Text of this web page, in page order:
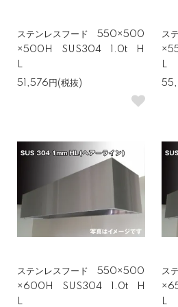
ステンレスフード 550×500
×500H SUS304 1.0t H
L
51,576円(税抜)
ス
L
ステンレスフード 550×500
×600H SUS304 1.0t H
L
ス
L